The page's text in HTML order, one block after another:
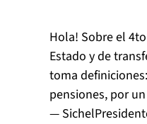
Hola! Sobre el
Estado y de
toma
pensiones, por
—